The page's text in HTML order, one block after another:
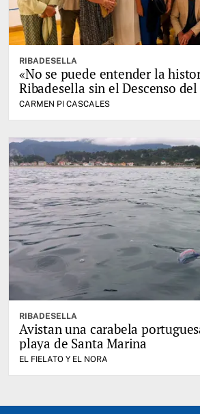
RIBADESELLA
«No se puede entender la
Ribadesella sin el Descenso
CARMEN PI CASCALES
RIBADESELLA
Avistan una carabela
playa de Santa Marina
EL FIELATO Y EL NORA